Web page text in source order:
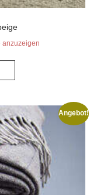
anzuzeigen
Angebot!